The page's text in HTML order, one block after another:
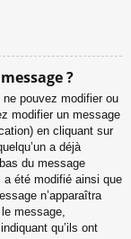
?
ne pouvez modifier ou
modifier un message
en cliquant sur
a déjà
du message
a été modifié ainsi que
n’apparaîtra
message,
qu’ils ont